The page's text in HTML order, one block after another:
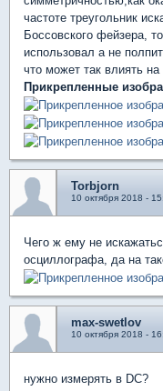
частоте треугольник
Боссовского фейзера,
использовал а не
что может так влиять
Прикрепленные
Torbjorn
10 октября 2018 -
Чего ж ему не
осциллографа, да на
max-swetlov
10 октября 2018 -
нужно измерять в DC?